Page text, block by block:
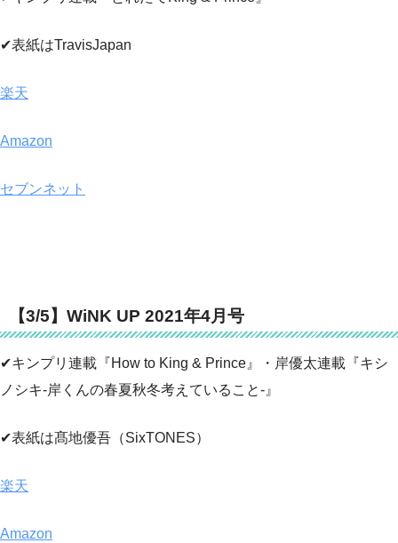
✔表紙はTravisJapan
楽天
Amazon
セブンネット
【3/5】WiNK UP 2021年4月号
✔キンプリ連載『How to King & Prince』・岸優太連載『キシ
ノシキ-岸くんの春夏秋冬考えていること-』
✔表紙は髙地優吾（SixTONES）
楽天
Amazon